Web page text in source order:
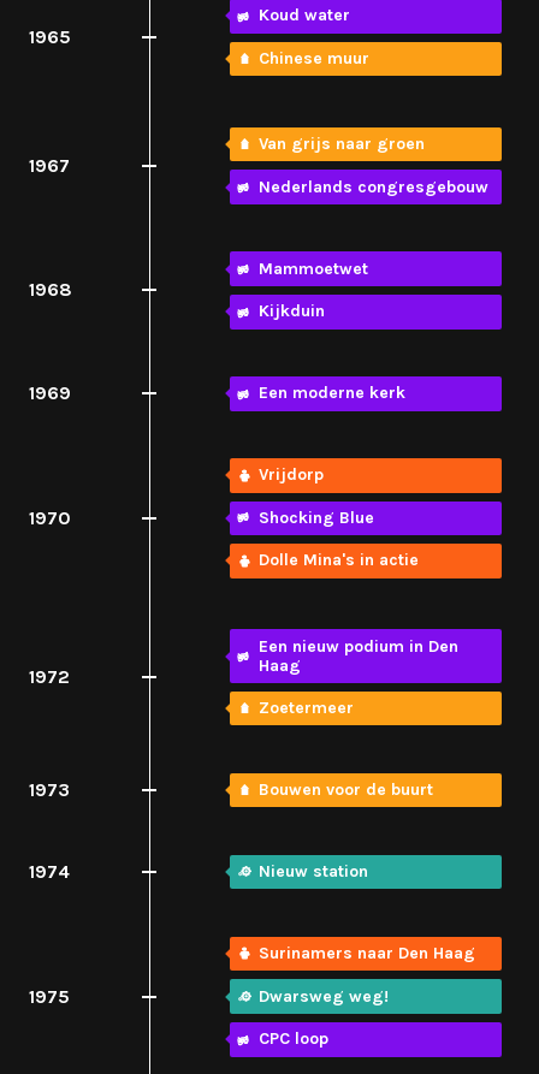
1965
Koud water
Chinese muur
1967
Van grijs naar groen
Nederlands congresgebouw
1968
Mammoetwet
Kijkduin
1969 Een moderne kerk
1970
Vrijdorp
Shocking Blue
Dolle Mina's in actie
1972
Een nieuw podium in Den
Haag
Zoetermeer
1973 Bouwen voor de buurt
1974 Nieuw station
1975
Surinamers naar Den Haag
Dwarsweg weg!
CPC loop